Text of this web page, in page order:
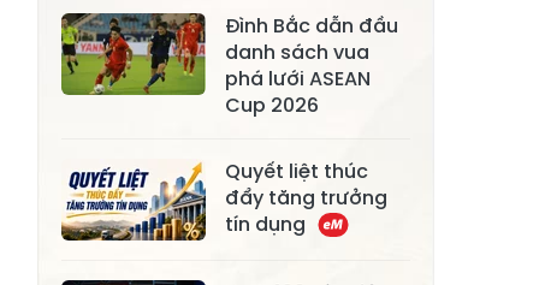
Bằng La
Xã Chấn Thịnh
Xã Nghĩa Tâm
Xã Phong Dụ
Hạ
Xã Đông
Cuông
Xã Tân Hợp
Đình Bắc dẫn đầu
danh sách vua
phá lưới ASEAN
Cup 2026
Quyết liệt thúc
đẩy tăng trưởng
tín dụng